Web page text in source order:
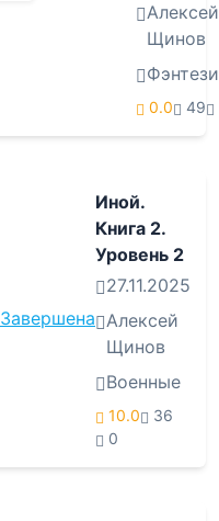
Алексей
Щинов
Фэнтези
0.0 49
Завершена
Иной.
Книга 2.
Уровень 2
27.11.2025
Алексей
Щинов
Военные
10.0
36
0